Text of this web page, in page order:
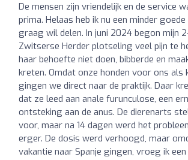
De mensen zijn vriendelijk en de service
prima. Helaas heb ik nu een minder
graag wil delen. In juni 2024 begon mijn
Zwitserse Herder plotseling veel pijn te
haar behoefte niet doen, bibberde en
kreten. Omdat onze honden voor ons als
gingen we direct naar de praktijk. Daar
dat ze leed aan anale furunculose, een
ontsteking aan de anus. De dierenarts
voor, maar na 14 dagen werd het
erger. De dosis werd verhoogd, maar
vakantie naar Spanje gingen, vroeg ik